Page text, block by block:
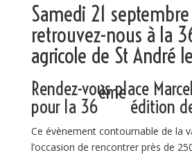
Samedi 21
retrouvez-nous à la
agricole de St André
Rendez-vous place
pour la 36
ème
édition
Ce évènement contournable de la
l’occasion de rencontrer près de